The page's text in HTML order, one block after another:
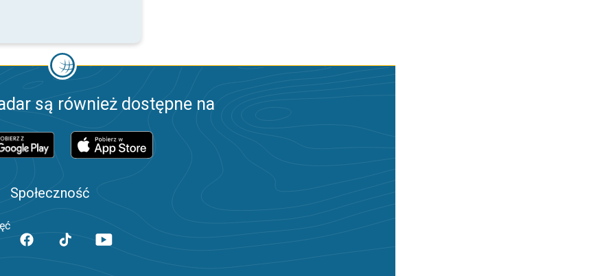
są również dostępne na
Społeczność